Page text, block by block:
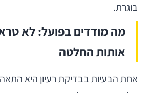
בוגרת.
מה מודדים בפועל: לא
אותות החלטה
אחת הבעיות בבדיקת רעיון היא